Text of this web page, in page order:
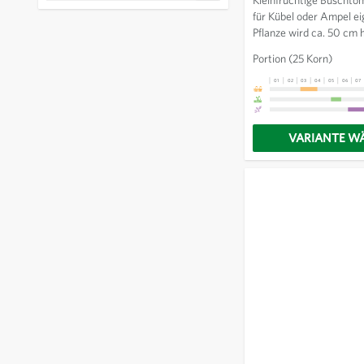
filter
für Kübel oder Ampel
Pflanze wird ca. 50 cm
nicht ausgeizen.
mit geschmackvollen
Portion (25 Korn)
01 02 03 04 05 06 07
VARIANTE